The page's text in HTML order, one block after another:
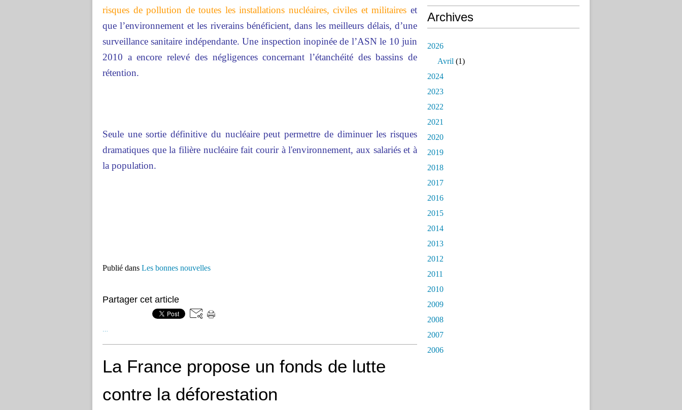
risques de pollution de toutes les installations nucléaires, civiles et militaires et
que l’environnement et les riverains bénéficient, dans les meilleurs délais, d’une
surveillance sanitaire indépendante. Une inspection inopinée de l’ASN le 10 juin
2010 a encore relevé des négligences concernant l’étanchéité des bassins de
rétention.
Seule une sortie définitive du nucléaire peut permettre de diminuer les risques
dramatiques que la filière nucléaire fait courir à l'environnement, aux salariés et à
la population.
Publié dans Les bonnes nouvelles
Partager cet article
La France propose un fonds de lutte
contre la déforestation
Archives
2026
Avril (1)
2024
2023
2022
2021
2020
2019
2018
2017
2016
2015
2014
2013
2012
2011
2010
2009
2008
2007
2006